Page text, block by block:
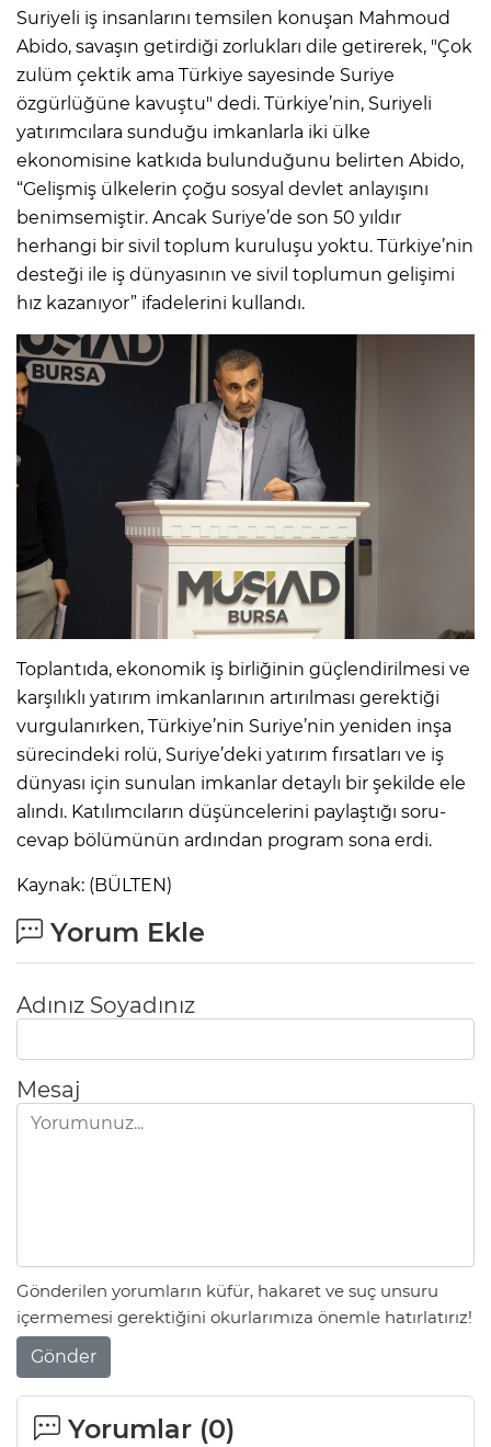
Suriyeli iş insanlarını temsilen konuşan Mahmoud
Abido, savaşın getirdiği zorlukları dile getirerek, "Çok
zulüm çektik ama Türkiye sayesinde Suriye
özgürlüğüne kavuştu" dedi. Türkiye’nin, Suriyeli
yatırımcılara sunduğu imkanlarla iki ülke
ekonomisine katkıda bulunduğunu belirten Abido,
“Gelişmiş ülkelerin çoğu sosyal devlet anlayışını
benimsemiştir. Ancak Suriye’de son 50 yıldır
herhangi bir sivil toplum kuruluşu yoktu. Türkiye’nin
desteği ile iş dünyasının ve sivil toplumun gelişimi
hız kazanıyor” ifadelerini kullandı.
Toplantıda, ekonomik iş birliğinin güçlendirilmesi ve
karşılıklı yatırım imkanlarının artırılması gerektiği
vurgulanırken, Türkiye’nin Suriye’nin yeniden inşa
sürecindeki rolü, Suriye’deki yatırım fırsatları ve iş
dünyası için sunulan imkanlar detaylı bir şekilde ele
alındı. Katılımcıların düşüncelerini paylaştığı soru-
cevap bölümünün ardından program sona erdi.
Kaynak: (BÜLTEN)
Yorum Ekle
Adınız Soyadınız
Mesaj
Gönderilen yorumların küfür, hakaret ve suç unsuru
içermemesi gerektiğini okurlarımıza önemle hatırlatırız!
Gönder
Yorumlar (0)